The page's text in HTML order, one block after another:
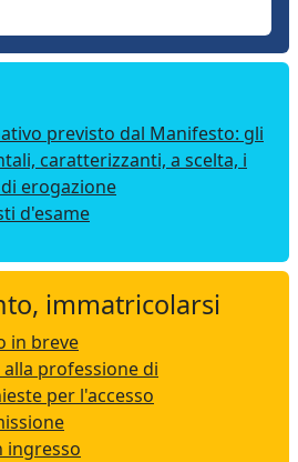
previsto dal Manifesto: gli
caratterizzanti, a scelta, i
erogazione
d'esame
immatricolarsi
in breve
professione di
per l'accesso
ingresso